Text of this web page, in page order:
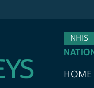
NHIS
HOME